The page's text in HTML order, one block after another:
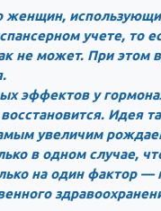
женщин,
учете, то
не может. При этом
эффектов у
Идея
увеличим
в одном случае,
на один фактор —